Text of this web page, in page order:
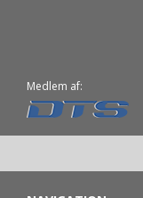
Medlem af: